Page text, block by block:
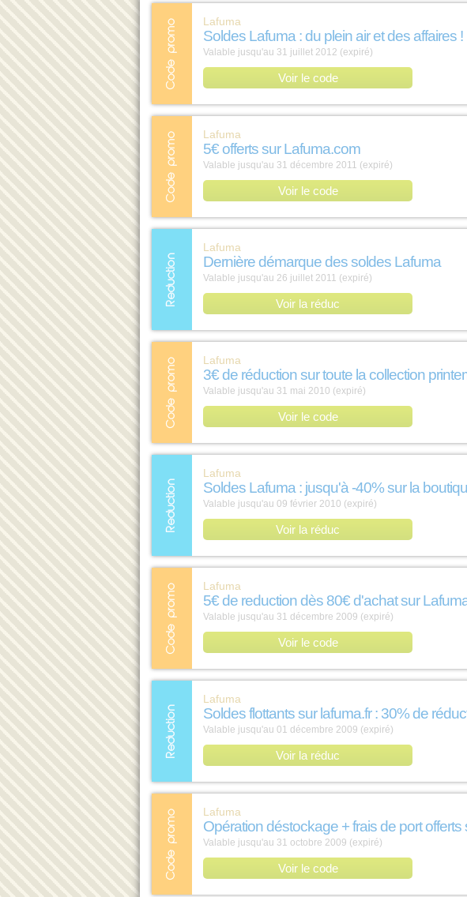
Lafuma
Soldes Lafuma : du plein air et des affaires !
Valable jusqu'au 31 juillet 2012 (expiré)
Voir le code
Lafuma
5€ offerts sur Lafuma.com
Valable jusqu'au 31 décembre 2011 (expiré)
Voir le code
Lafuma
Dernière démarque des soldes Lafuma
Valable jusqu'au 26 juillet 2011 (expiré)
Voir la réduc
Lafuma
3€ de réduction sur toute la collection
Valable jusqu'au 31 mai 2010 (expiré)
Voir le code
Lafuma
Soldes Lafuma : jusqu'à -40% sur la
Valable jusqu'au 09 février 2010 (expiré)
Voir la réduc
Lafuma
5€ de reduction dès 80€ d'achat sur
Valable jusqu'au 31 décembre 2009 (expiré)
Voir le code
Lafuma
Soldes flottants sur lafuma.fr : 30% de
Valable jusqu'au 01 décembre 2009 (expiré)
Voir la réduc
Lafuma
Opération déstockage + frais de port
Valable jusqu'au 31 octobre 2009 (expiré)
Voir le code